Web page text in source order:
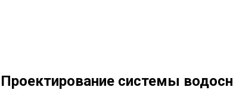
Проектирование системы